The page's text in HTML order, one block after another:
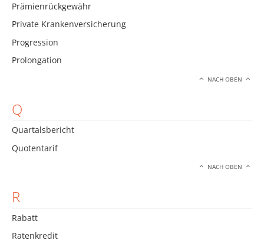
Prämienrückgewähr
Private Krankenversicherung
Progression
Prolongation
NACH OBEN
Q
Quartalsbericht
Quotentarif
NACH OBEN
R
Rabatt
Ratenkredit